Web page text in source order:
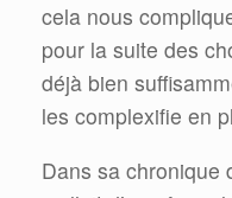
cela nous
pour la suite des
déjà bien
les complexifie en
Dans sa chronique